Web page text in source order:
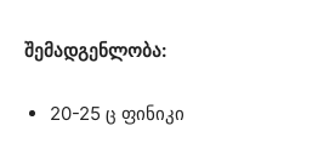
შემადგენლობა:
20-25 ც ფინიკი